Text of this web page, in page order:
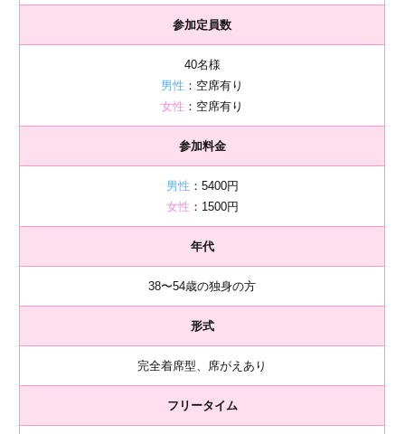
参加定員数
40名様
男性 ：空席有り
女性 ：空席有り
参加料金
男性 ：5400円
女性 ：1500円
年代
38〜54歳の独身の方
形式
完全着席型、席がえあり
フリータイム